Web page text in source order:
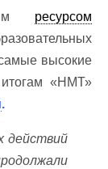
ресурсом
высокие
«НМТ»
.
действий